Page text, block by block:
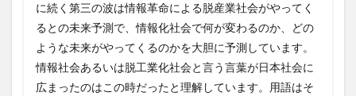
に続く第三の波は情報革命による脱産業社会がやってく
るとの未来予測で、情報化社会で何が変わるのか、どの
ような未来がやってくるのかを大胆に予測しています。
情報社会あるいは脱工業化社会と言う言葉が日本社会に
広まったのはこの時だったと理解しています。用語はそ